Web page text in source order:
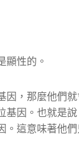
顯性的。
，那麼他們
基因。 也就是
。 這意味著他